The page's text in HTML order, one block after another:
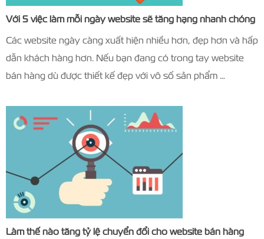
Với 5 việc làm mỗi ngày website sẽ tăng hạng nhanh chóng
Các website ngày càng xuất hiện nhiều hơn, đẹp hơn và hấp
dẫn khách hàng hơn. Nếu bạn đang có trong tay website
bán hàng dù được thiết kế đẹp với vô số sản phẩm …
Làm thế nào tăng tỷ lệ chuyển đổi cho website bán hàng